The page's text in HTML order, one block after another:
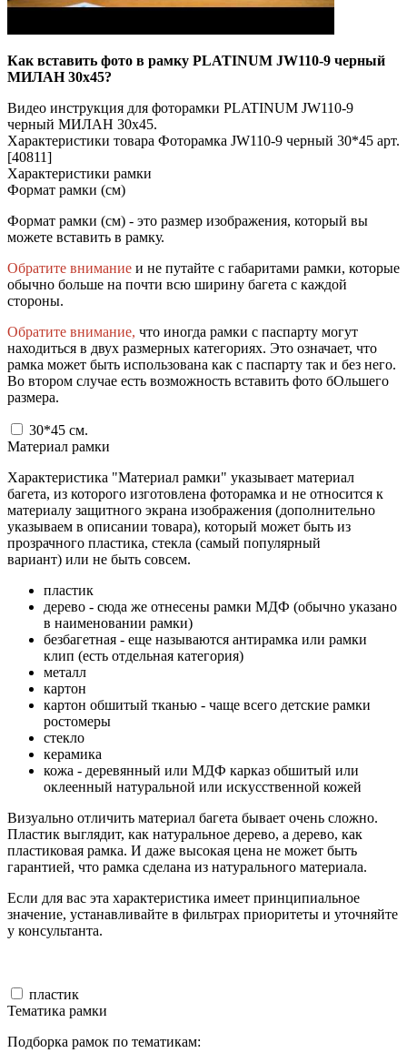
Как вставить фото в рамку PLATINUM JW110-9 черный
МИЛАН 30x45?
Видео инструкция для фоторамки PLATINUM JW110-9
черный МИЛАН 30x45.
Характеристики товара Фоторамка JW110-9 черный 30*45 арт.
[40811]
Характеристики рамки
Формат рамки (см)
Формат рамки (см) - это размер изображения, который вы
можете вставить в рамку.
Обратите внимание и не путайте с габаритами рамки, которые
обычно больше на почти всю ширину багета с каждой
стороны.
Обратите внимание, что иногда рамки с паспарту могут
находиться в двух размерных категориях. Это означает, что
рамка может быть использована как с паспарту так и без него.
Во втором случае есть возможность вставить фото бОльшего
размера.
30*45 см.
Материал рамки
Характеристика "Материал рамки" указывает материал
багета, из которого изготовлена фоторамка и не относится к
материалу защитного экрана изображения (дополнительно
указываем в описании товара), который может быть из
прозрачного пластика, стекла (самый популярный
вариант) или не быть совсем.
пластик
дерево - сюда же отнесены рамки МДФ (обычно указано
в наименовании рамки)
безбагетная - еще называются антирамка или рамки
клип (есть отдельная категория)
металл
картон
картон обшитый тканью - чаще всего детские рамки
ростомеры
стекло
керамика
кожа - деревянный или МДФ карказ обшитый или
оклеенный натуральной или искусственной кожей
Визуально отличить материал багета бывает очень сложно.
Пластик выглядит, как натуральное дерево, а дерево, как
пластиковая рамка. И даже высокая цена не может быть
гарантией, что рамка сделана из натурального материала.
Если для вас эта характеристика имеет принципиальное
значение, устанавливайте в фильтрах приоритеты и уточняйте
у консультанта.
пластик
Тематика рамки
Подборка рамок по тематикам: